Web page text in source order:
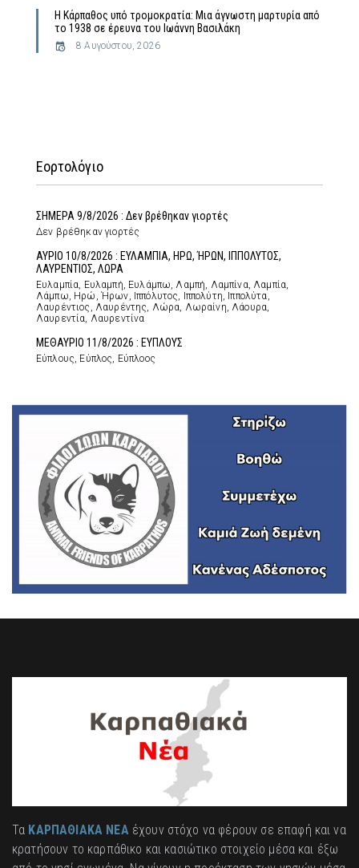
Η Κάρπαθος υπό τρομοκρατία: Μια άγνωστη μαρτυρία από
το 1938 σε έρευνα του Ιωάννη Βασιλάκη
8 Αυγούστου, 2026
Εορτολόγιο
ΣΗΜΕΡΑ 9/8/2026 : Δεν βρέθηκαν γιορτές
Δεν βρέθηκαν γιορτές
ΑΥΡΙΟ 10/8/2026 : ΕΥΛΑΜΠΙΑ, ΗΡΩ, ΉΡΩΝ, ΙΠΠΟΛΥΤΟΣ,
ΛΑΥΡΕΝΤΙΟΣ, ΛΩΡΑ
Ευλαμπία, Ευλαμπή, Ευλάμπω, Λαμπή, Λαμπίνα, Λαμπία,
Λάμπω, Ηρώ, Ήρων, Ιππόλυτος, Ιππολύτη, Ιππολύτα,
Λαυρέντιος, Λαυρέντης, Λώρα, Λωραίνη, Λάουρα,
Λαυρεντία, Λαυρεντίνα
ΜΕΘΑΥΡΙΟ 11/8/2026 : ΕΥΠΛΟΥΣ
Εύπλους, Εύπλος, Εύπλοος
Τα ΚΑΡΠΑΘΙΑΚΑ ΝΕΑέχουν στόχο να φέρουν σε επαφή και να
κρατήσουν το καρπάθικο και κασιώτικο στοιχείο μέσα και έξω